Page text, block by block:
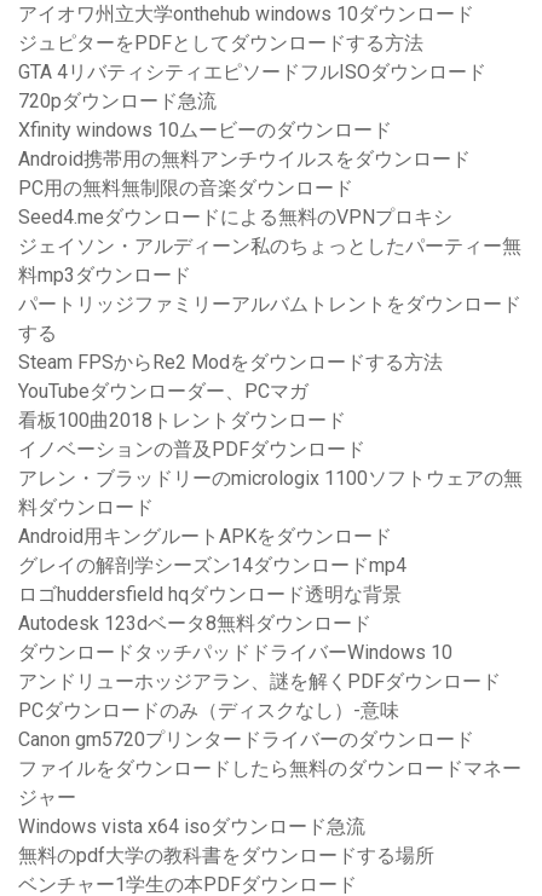
アイオワ州立大学onthehub windows 10ダウンロード
ジュピターをPDFとしてダウンロードする方法
GTA 4リバティシティエピソードフルISOダウンロード
720pダウンロード急流
Xfinity windows 10ムービーのダウンロード
Android携帯用の無料アンチウイルスをダウンロード
PC用の無料無制限の音楽ダウンロード
Seed4.meダウンロードによる無料のVPNプロキシ
ジェイソン・アルディーン私のちょっとしたパーティー無
料mp3ダウンロード
パートリッジファミリーアルバムトレントをダウンロード
する
Steam FPSからRe2 Modをダウンロードする方法
YouTubeダウンローダー、PCマガ
看板100曲2018トレントダウンロード
イノベーションの普及PDFダウンロード
アレン・ブラッドリーのmicrologix 1100ソフトウェアの無
料ダウンロード
Android用キングルートAPKをダウンロード
グレイの解剖学シーズン14ダウンロードmp4
ロゴhuddersfield hqダウンロード透明な背景
Autodesk 123dベータ8無料ダウンロード
ダウンロードタッチパッドドライバーWindows 10
アンドリューホッジアラン、謎を解くPDFダウンロード
PCダウンロードのみ（ディスクなし）-意味
Canon gm5720プリンタードライバーのダウンロード
ファイルをダウンロードしたら無料のダウンロードマネー
ジャー
Windows vista x64 isoダウンロード急流
無料のpdf大学の教科書をダウンロードする場所
ベンチャー1学生の本PDFダウンロード